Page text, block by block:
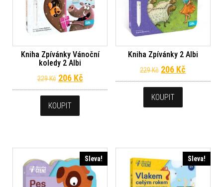
Kniha Zpívánky Vánoční
koledy 2 Albi
229Kč Původní cena byla: 229 Kč.
206 KčAktuální cena je: 206 Kč.
KOUPIT
Kniha Zpívánky 2 Albi
229Kč Původní cena
206 Kč
KOUPIT
Sleva! Sleva!